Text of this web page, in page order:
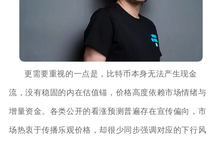
更需要重视的一点是，比特币本身无法产生现金
流，没有稳固的内在估值锚，价格高度依赖市场情绪与
增量资金。各类公开的看涨预测普遍存在宣传偏向，市
场热衷于传播乐观价格，却很少同步强调对应的下行风